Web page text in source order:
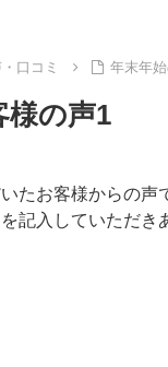
口コミ 年末年
様の声1
たお客様からの声
記入していただき